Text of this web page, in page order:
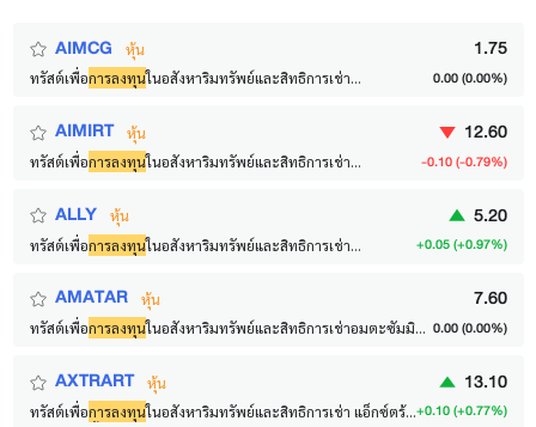
AIMCG หุ้น 1.75
ทรัสต์เพื่อการลงทุนในอสังหาริมทรัพย์และสิทธิการเช่า
0.00 (0.00%)
AIMIRT หุ้น 12.60
ทรัสต์เพื่อการลงทุนในอสังหาริมทรัพย์และสิทธิการเช่า
-0.10 (-0.79%)
ALLY หุ้น 5.20
ทรัสต์เพื่อการลงทุนในอสังหาริมทรัพย์และสิทธิการเช่า
+0.05 (+0.97%)
AMATAR หุ้น 7.60
ทรัสต์เพื่อการลงทุนในอสังหาริมทรัพย์และสิทธิการเช่าอมตะซัมมิท 0.00 (0.00%)
AXTRART หุ้น 13.10
ทรัสต์เพื่อการลงทุนในอสังหาริมทรัพย์และสิทธิการเช่า แอ็กซ์ตร้า +0.10 (+0.77%)